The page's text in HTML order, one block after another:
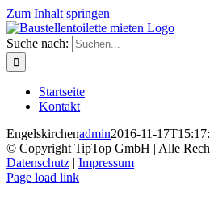
Zum Inhalt springen
Suche nach:
Startseite
Kontakt
Engelskirchenadmin2016-11-
© Copyright TipTop GmbH | Alle
Datenschutz | Impressum
Page load link